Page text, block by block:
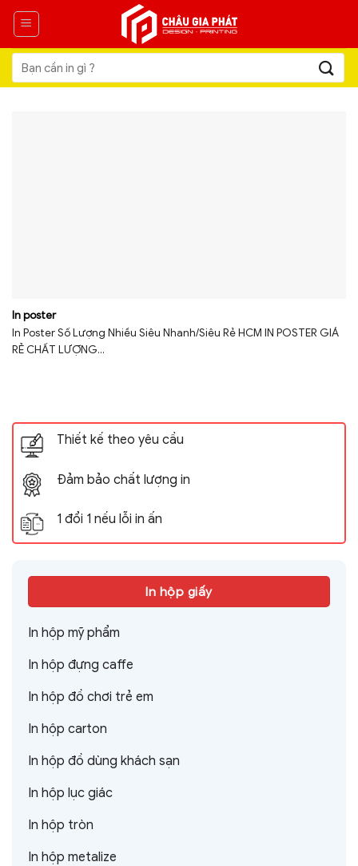
Skip
content
Tìm
kiếm:
In poster
In Poster Số Lượng Nhiều Siêu Nhanh/Siêu Rẻ HCM IN POSTER GIÁ
RẺ CHẤT LƯỢNG...
Thiết kế theo yêu cầu
Đảm bảo chất lượng in
1 đổi 1 nếu lỗi in ấn
In hộp giấy
In hộp mỹ phẩm
In hộp đựng caffe
In hộp đồ chơi trẻ em
In hộp carton
In hộp đồ dùng khách sạn
In hộp lục giác
In hộp tròn
In hộp metalize